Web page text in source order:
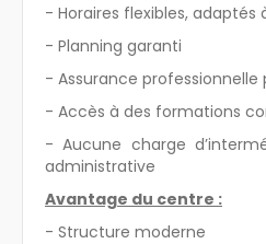
- Horaires flexibles,
- Planning garanti
- Assurance professionnelle
- Accès à des formations
- Aucune charge
administrative
Avantage du centre :
- Structure moderne